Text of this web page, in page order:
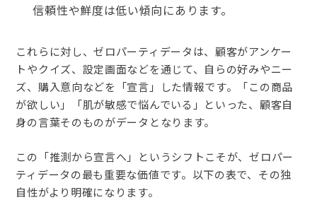
信頼性や鮮度は低い傾向にあります。
これらに対し、ゼロパーティデータは、顧客がアンケー
トやクイズ、設定画面などを通じて、自らの好みやニー
ズ、購入意向などを「宣言」した情報です。「この商品
が欲しい」「肌が敏感で悩んでいる」といった、顧客自
身の言葉そのものがデータとなります。
この「推測から宣言へ」というシフトこそが、ゼロパー
ティデータの最も重要な価値です。以下の表で、その独
自性がより明確になります。